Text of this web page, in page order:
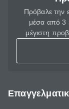
Πρόβαλε την
μέσα από 3
μέγιστη